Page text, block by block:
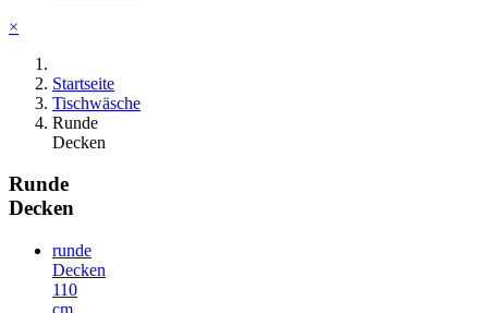
×
Startseite
Tischwäsche
Runde
Decken
Runde
Decken
runde
Decken
110
cm